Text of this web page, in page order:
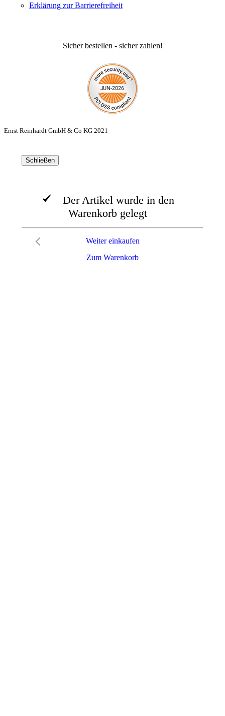
Erklärung zur Barrierefreiheit
Sicher bestellen - sicher zahlen!
Ernst Reinhardt GmbH & Co KG 2021
Schließen
Der Artikel wurde in den
Warenkorb gelegt
Zum Warenkorb
Weiter einkaufen